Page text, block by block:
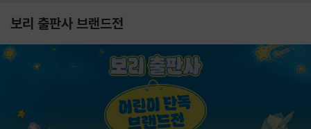
보리 출판사 브랜드전